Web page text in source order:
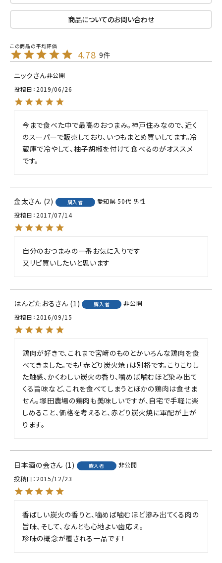
商品についてのお問い合わせ
4.78 9
ニック
非公開
投稿日 2019/06/26
今まで食べた中で最高のおつまみ。神戸住みなので、近く
のスーパーで販売しており、いつもまとめ買いしてます。冷
蔵庫で冷やして、柚子胡椒を付けて食べるのがオススメ
です。
金太 2 購入者 愛知県 50代 男性
投稿日 2017/07/14
自分のおつまみの一番お気に入りです
又リピ買いしたいと思います
はんどたおる 1 購入者
非公開
投稿日 2016/09/15
鶏肉が好きで、これまで宮﨑のものとかいろんな鶏肉を食
べてきました。でも「赤どり炭火焼」は別格です。こりこりし
た触感、かくわしい炭火の香り、噛めば噛むほど染み出て
くる旨味など、これを食べてしまうとほかの鶏肉は食せま
せん。塚田農場の鶏肉も美味しいですが、自宅で手軽に楽
しめること、価格を考えると、赤どり炭火焼に軍配が上が
日本酒の会 1 購入者
非公開
投稿日 2015/12/23
香ばしい炭火の香りと、噛めば噛むほど滲み出てくる肉の
旨味、そして、なんとも心地よい歯応え。
珍味の概念が覆される一品です！